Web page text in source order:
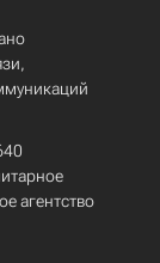
агентство